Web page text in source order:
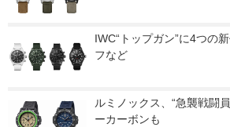
IWC“トップガン”に4つの
フなど
ルミノックス、“急襲戦闘
ーカーボンも